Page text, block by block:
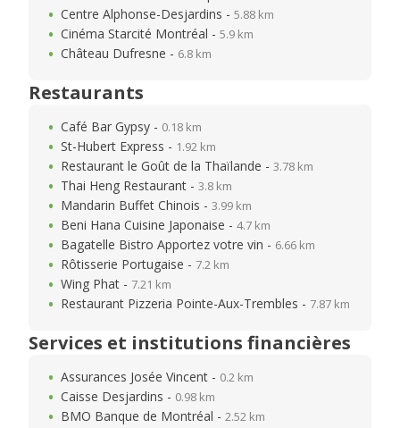
Centre Alphonse-Desjardins - 5.88 km
Cinéma Starcité Montréal - 5.9 km
Château Dufresne - 6.8 km
Restaurants
Café Bar Gypsy - 0.18 km
St-Hubert Express - 1.92 km
Restaurant le Goût de la Thaïlande - 3.78 km
Thai Heng Restaurant - 3.8 km
Mandarin Buffet Chinois - 3.99 km
Beni Hana Cuisine Japonaise - 4.7 km
Bagatelle Bistro Apportez votre vin - 6.66 km
Rôtisserie Portugaise - 7.2 km
Wing Phat - 7.21 km
Restaurant Pizzeria Pointe-Aux-Trembles - 7.87 km
Services et institutions financières
Assurances Josée Vincent - 0.2 km
Caisse Desjardins - 0.98 km
BMO Banque de Montréal - 2.52 km